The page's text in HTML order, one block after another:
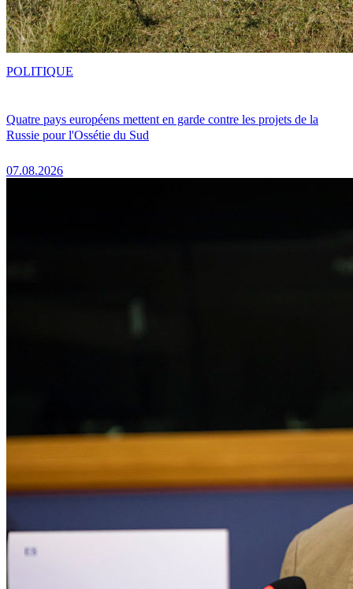
Quatre pays européens mettent en garde contre les projets de la
Russie pour l'Ossétie du Sud
07.08.2026
POLITIQUE